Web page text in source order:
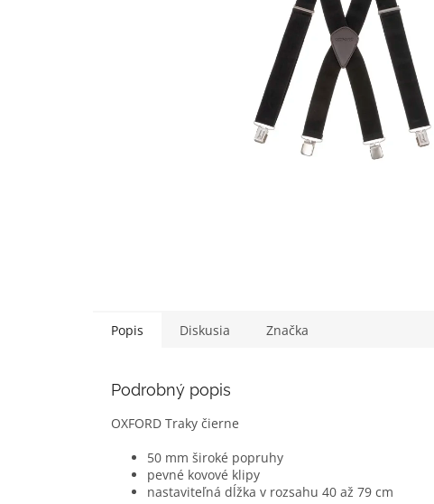
Popis Diskusia Značka
Podrobný popis
OXFORD Traky čierne
50 mm široké popruhy
pevné kovové klipy
nastaviteľná dĺžka v rozsahu 40 až 79 cm